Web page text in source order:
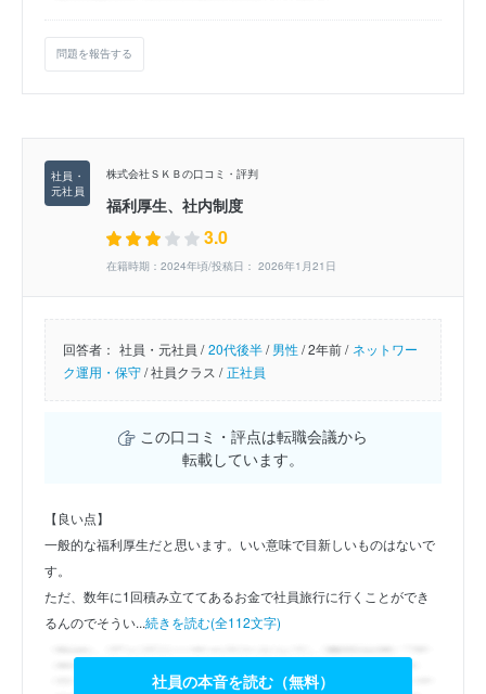
問題を報告する
株式会社ＳＫＢの口コミ・評判
福利厚生、社内制度
3.0
在籍時期：2024年頃/投稿日： 2026年1月21日
回答者： 社員・元社員 / 20代後半/男性/2年前 / ネットワー
ク運用・保守/社員クラス / 正社員
この口コミ・評点は転職会議から
転載しています。
【良い点】
一般的な福利厚生だと思います。いい意味で目新しいものはないで
す。
ただ、数年に1回積み立ててあるお金で社員旅行に行くことができ
るんのでそうい...続きを読む(全112文字)
社員の本音を読む（無料）